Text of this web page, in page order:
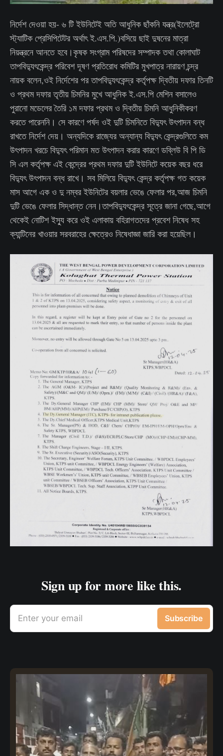
নির্দেশ দেওয়া হয়- ৬ টি ইউনিটেই অতি আধুনিক ছাঁকনি যন্ত্র(ইলেট্রো
স্ট্যাটিক প্রেসিপিটেটর অর্থাৎ ই.এস.পি.)বসিয়ে ছাই দুষনের মাত্রা
নিয়ন্ত্রনে আনতে হবে।কৃষক সংগ্রাম পরিষদের সম্পাদক তথা কোলাঘাট
তাপবিদ্যুৎকেন্দ্র পরিবেশ দূষণ প্রতিরোধ কমিটির মুখপাত্র নারায়ণ চন্দ্র
নায়ক বলেন,ওই নির্দেশের পর তাপবিদ্যুৎকেন্দ্র কর্তৃপক্ষ দ্বিতীয় দফার তিনটি
ও প্রথম দফার তৃতীয় চিমনির মুখে আধুনিক ই.এস.পি মেশিন বসালেও
পুরানো মডেলের তৈরি ১ম দফার প্রথম ও দ্বিতীয় চিমনি আধুনিকীকরণ
করতে পারেননি। সে কারণে পর্ষদ ওই দুটি চিমনিতে বিদ্যুৎ উৎপাদন বন্ধ
রাখতে নির্দেশ দেয়। অন্যদিকে রাজ্যের অন্যান্য বিদ্যুৎ কেন্দ্রগুলিতে কম
উৎপাদন খরচে বিদ্যুৎ পরিমান মত উৎপাদন করার কারণে ডব্লিউ বি পি ডি
সি এল কর্তৃপক্ষ এই কেন্দ্রের প্রথম দফার দুটি ইউনিটে কয়েক বছর ধরে
বিদ্যুৎ উৎপাদন বন্ধ রাখে। সব মিলিয়ে বিদ্যুৎ কেন্দ্র কর্তৃপক্ষ গত কয়েক
মাস আগে এক ও দু নম্বর ইউনিটের বয়লার ভেঙে ফেলার পর,আজ চিমনি
দুটি ভেঙে ফেলার সিদ্ধান্ত নেন।তাপবিদ্যুৎকেন্দ্র সূত্রে জানা গেছে,আগে
থেকেই নোটিশ ইস্যু করে ওই এলাকায় বহিরাগতদের প্রবেশ নিষেধ সহ
ক্যান্টিনের খাওয়ার সরবরাহের ক্ষেত্রেও নিষেধাজ্ঞা জারি করা হয়েছিল।
Sign up for more like this.
Enter your email Subscribe